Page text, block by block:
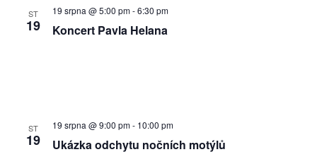
ST
19 Koncert Pavla Helana
19 srpna @ 5:00 pm-6:30 pm
ST
19 Ukázka odchytu nočních motýlů
19 srpna @ 9:00 pm- 10:00 pm